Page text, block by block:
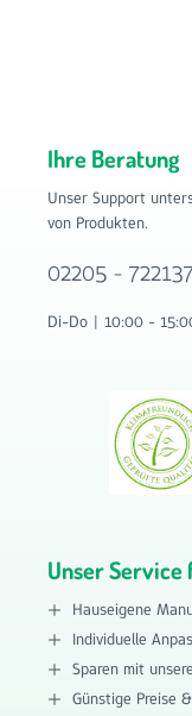
bietet Ihnen
Ihre Beratung
Unser Support
von Produkten.
02205 -
Di-Do | 10:00 -
Unser Service
Hauseigene
Individuelle
Sparen mit
Günstige Preise